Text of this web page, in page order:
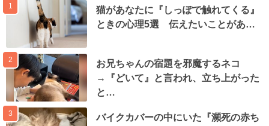
1
猫があなたに『しっぽで触れてくる』
ときの心理5選 伝えたいことがあ…
2
お兄ちゃんの宿題を邪魔するネコ
→『どいて』と言われ、立ち上がった
と…
3
バイクカバーの中にいた『瀕死の赤ち